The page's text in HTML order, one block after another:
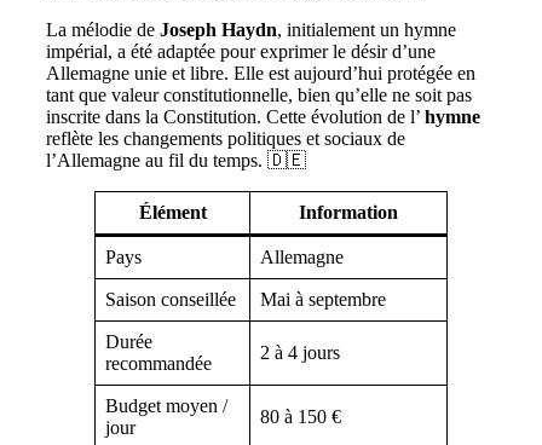
La mélodie de Joseph Haydn, initialement un hymne
impérial, a été adaptée pour exprimer le désir d’une
Allemagne unie et libre. Elle est aujourd’hui protégée en
tant que valeur constitutionnelle, bien qu’elle ne soit pas
inscrite dans la Constitution. Cette évolution de l’ hymne
reflète les changements politiques et sociaux de
l’Allemagne au fil du temps. 🇩🇪
Élément Information
Pays Allemagne
Saison conseillée Mai à septembre
Durée
recommandée
2 à 4 jours
Budget moyen /
jour
80 à 150 €